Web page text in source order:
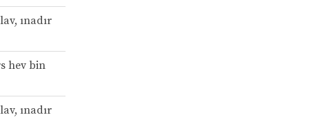
ınadır
hev bin
ınadır